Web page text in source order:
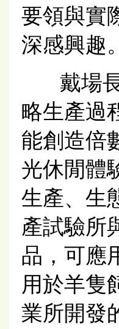
要領與實
深感興趣。
戴場長
略生產過
能創造倍
光休閒體
生產、生
產試驗所
品，可應
用於羊隻
業所開發